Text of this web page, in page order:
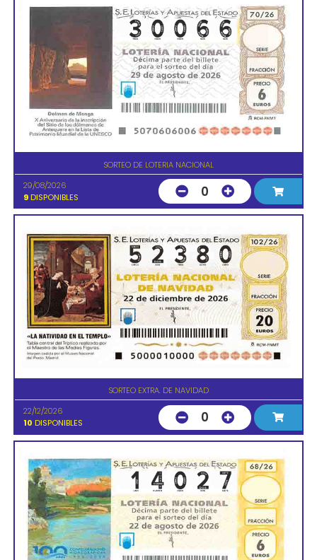
SORTEO DE LOTERIA NACIONAL
29/08/2026
9 DISPONIBLES 0
SORTEO EXTRA. DE NAVIDAD
22/12/2026
10 DISPONIBLES 0